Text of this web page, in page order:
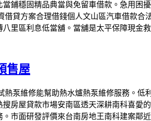
鋪穩固精品典當與免留車借款。急用困
貸方案合理借錢個人文山區汽車借款
里區利息低當舖。當舖是太平保障現金
售屋
泵維修能幫助熱水爐熱泵維修服務。
房屋貸款市場安南區透天深耕南科喜愛
市面研發評價來台南房地王南科建案鄰